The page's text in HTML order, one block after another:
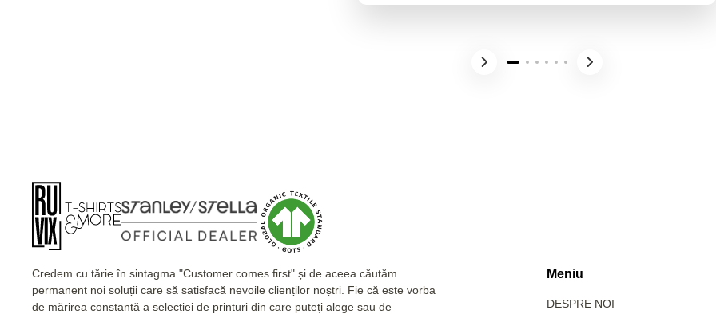
Credem cu tărie în sintagma "Customer comes first" și de aceea căutăm
permanent noi soluții care să satisfacă nevoile clienților noștri. Fie că este vorba
de mărirea constantă a selecției de printuri din care puteți alege sau de
Meniu
DESPRE NOI